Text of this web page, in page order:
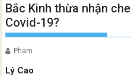
Bắc Kinh thừa nhận
Covid-19?
Pham
Lý Cao